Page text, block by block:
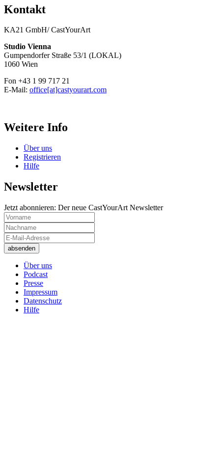
Kontakt
KA21 GmbH/ CastYourArt
Studio Vienna
Gumpendorfer Straße 53/1 (LOKAL)
1060 Wien
Fon +43 1 99 717 21
E-Mail: office[at]castyourart.com
Weitere Info
Über uns
Registrieren
Hilfe
Newsletter
Jetzt abonnieren: Der neue CastYourArt Newsletter
Über uns
Podcast
Presse
Impressum
Datenschutz
Hilfe